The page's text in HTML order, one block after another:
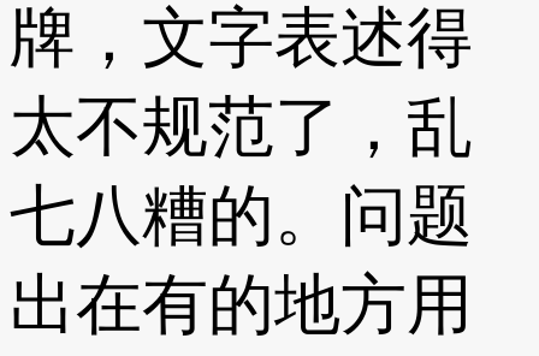
牌，文字表述得
太不规范了，乱
七八糟的。问题
出在有的地方用